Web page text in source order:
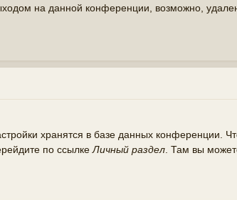
на данной конференции, возможно,
хранятся в базе данных конференции.
по ссылке Личный раздел . Там вы